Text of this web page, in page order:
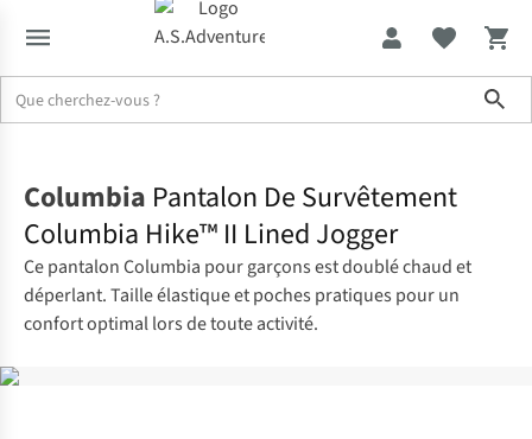
Columbia Pantalon De Survêtement
Columbia Hike™ II Lined Jogger
Ce pantalon Columbia pour garçons est doublé chaud et
déperlant. Taille élastique et poches pratiques pour un
confort optimal lors de toute activité.